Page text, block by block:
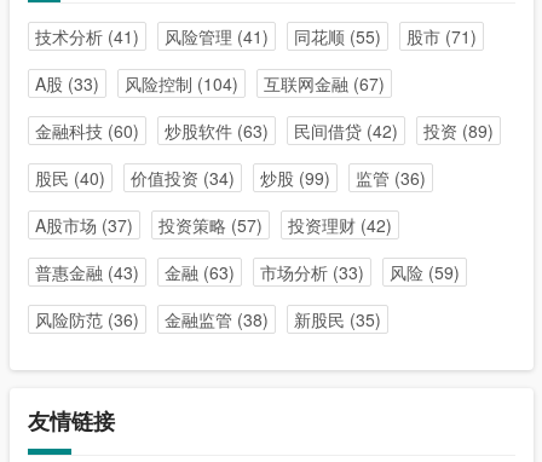
技术分析(41) 风险管理 (41) 同花顺(55) 股市(71)
A股 (33) 风险控制 (104) 互联网金融 (67)
金融科技(60) 炒股软件(63) 民间借贷(42) 投资 (89)
股民 (40) 价值投资 (34) 炒股 (99) 监管 (36)
A股市场 (37) 投资策略 (57) 投资理财(42)
普惠金融 (43) 金融 (63) 市场分析(33) 风险(59)
风险防范(36) 金融监管 (38) 新股民 (35)
友情链接